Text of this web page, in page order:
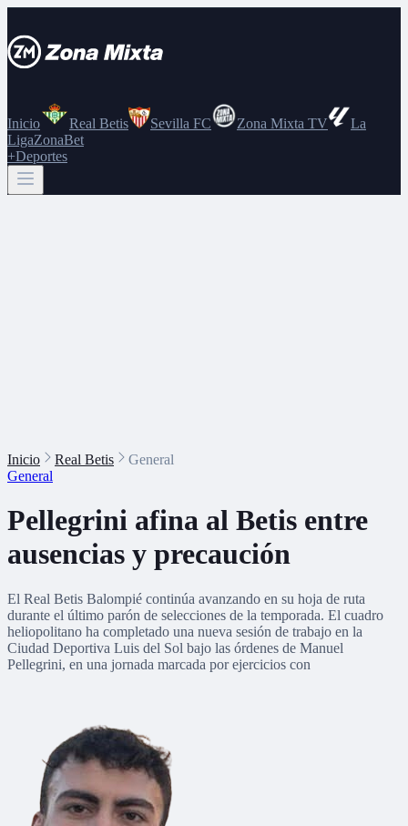
Inicio Real Betis Sevilla FC Zona Mixta TV
La
LigaZonaBet
+Deportes
Inicio Real Betis
General
General
Pellegrini afina al Betis entre
ausencias y precaución
El Real Betis Balompié continúa avanzando en su hoja de ruta
durante el último parón de selecciones de la temporada. El cuadro
heliopolitano ha completado una nueva sesión de trabajo en la
Ciudad Deportiva Luis del Sol bajo las órdenes de Manuel
Pellegrini, en una jornada marcada por ejercicios con